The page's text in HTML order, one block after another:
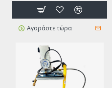
Αγοράστε τώρα